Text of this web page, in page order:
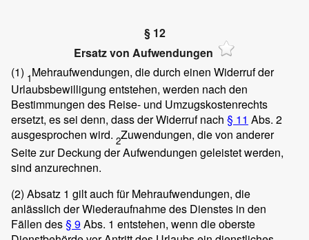
§ 12
Ersatz von Aufwendungen
(1) 1Mehraufwendungen, die durch einen Widerruf der
Urlaubsbewilligung entstehen, werden nach den
Bestimmungen des Reise- und Umzugskostenrechts
ersetzt, es sei denn, dass der Widerruf nach § 11 Abs. 2
ausgesprochen wird. 2Zuwendungen, die von anderer
Seite zur Deckung der Aufwendungen geleistet werden,
sind anzurechnen.
(2) Absatz 1 gilt auch für Mehraufwendungen, die
anlässlich der Wiederaufnahme des Dienstes in den
Fällen des§ 9Abs. 1 entstehen, wenn die oberste